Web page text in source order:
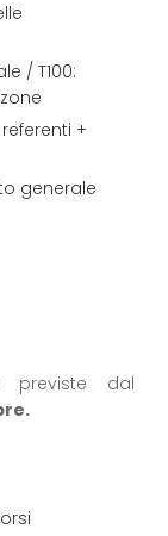
/ T100:
+
generale
previste dal